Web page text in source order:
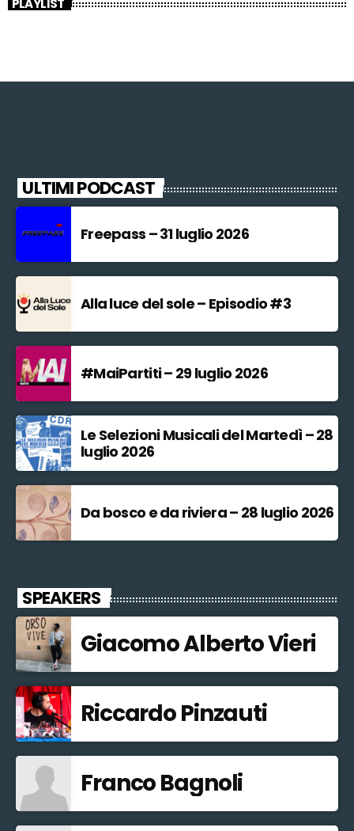
PLAYLIST
ULTIMI PODCAST
Freepass – 31 luglio 2026
Alla luce del sole – Episodio #3
#MaiPartiti – 29 luglio 2026
Le Selezioni Musicali del Martedì – 28
luglio 2026
Da bosco e da riviera – 28 luglio 2026
SPEAKERS
Giacomo Alberto Vieri
Riccardo Pinzauti
Franco Bagnoli